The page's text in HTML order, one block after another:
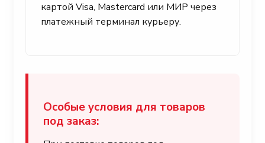
картой Visa, Mastercard или МИР через
платежный терминал курьеру.
Особые условия для товаров
под заказ: